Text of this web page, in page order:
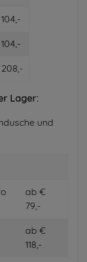
Lager:
und
ab €
79,-
ab €
118,-